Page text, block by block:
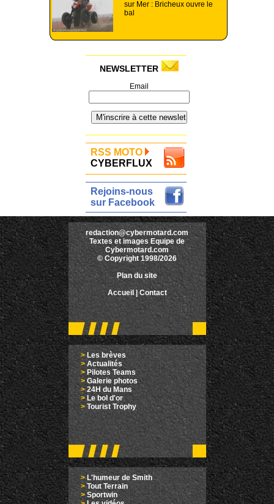
sur Mer : Bricheux ouvre le
bal
NEWSLETTER
Email
RSS MOTO
CYBERFLUX
Rejoins-nous
sur Facebook
redaction@cybermotard.com
Textes et images Equipe de
Cybermotard.com
© Copyright 1998/2026
Plan du site
Accueil |Contact
>Les brèves
> Actualités
> Pilotes Teams
>Galerie photos
>24H du Mans
>Le bol d'or
> Tourist Trophy
>L'humeur de Smith
> Tout Terrain
> Sportwin